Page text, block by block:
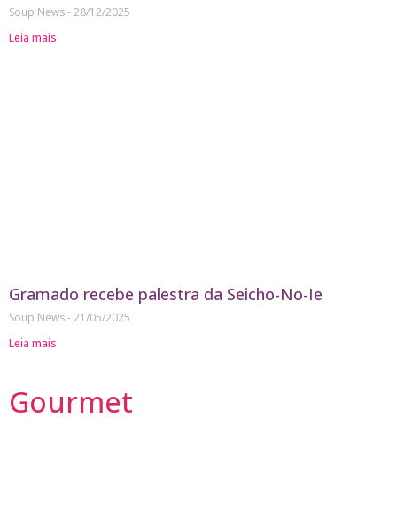
Soup News 28/12/2025
Leia mais
Gramado recebe palestra da Seicho-No-Ie
Soup News 21/05/2025
Leia mais
Gourmet